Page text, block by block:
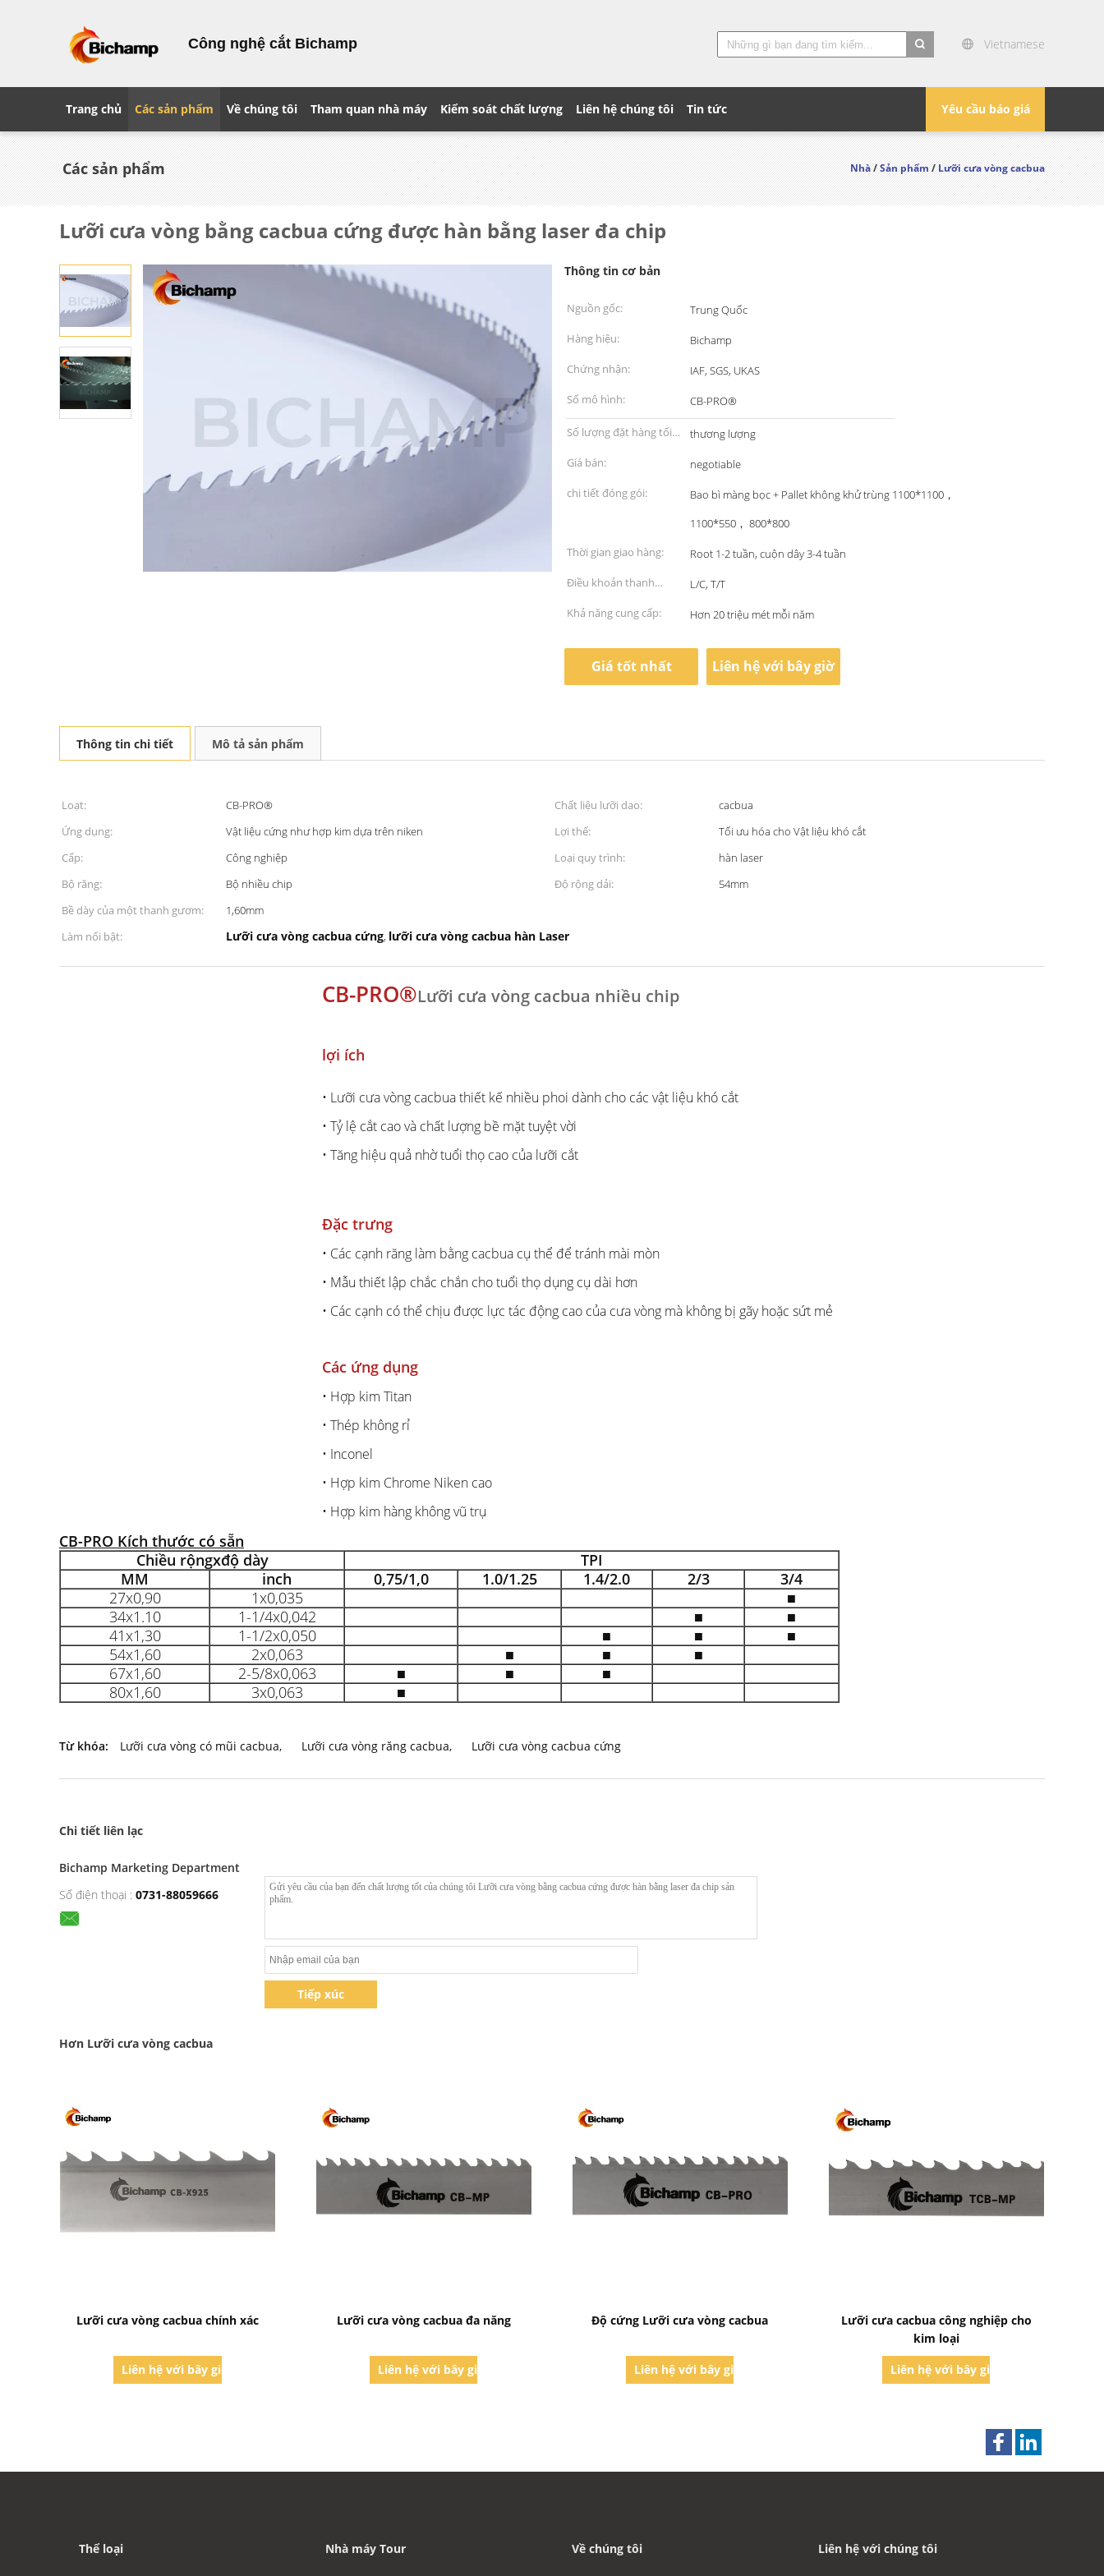
Công nghệ cắt Bichamp Vietnamese
Yêu cầu báo giá
Trang chủ Các sản phẩm Về chúng tôi Tham quan nhà máy Kiểm soát chất lượng Liên hệ chúng tôi Tin tức
Các sản phẩm Nhà/Sản phẩm/Lưỡi cưa vòng cacbua
Lưỡi cưa vòng bằng cacbua cứng được hàn bằng laser đa chip
Thông tin cơ bản
Nguồn gốc:
Trung Quốc
Hàng hiệu:
Bichamp
Chứng nhận:
IAF, SGS, UKAS
Số mô hình:
CB-PRO®
Số lượng đặt hàng tối
thiểu:
thương lượng
Giá bán:
negotiable
chi tiết đóng gói:
Bao bì màng bọc + Pallet không khử trùng 1100*1100，
1100*550， 800*800
Thời gian giao hàng:
Root 1-2 tuần, cuộn dây 3-4 tuần
Điều khoản thanh
toán:
L/C, T/T
Khả năng cung cấp:
Hơn 20 triệu mét mỗi năm
Giá tốt nhất Liên hệ với bây giờ
Thông tin chi tiết Mô tả sản phẩm
Loạt: CB-PRO® Chất liệu lưỡi dao:
cacbua
Ứng dụng:
Vật liệu cứng như hợp kim dựa trên niken Lợi thế:
Tối ưu hóa cho Vật liệu khó cắt
Cấp:
Công nghiệp Loại quy trình:
hàn laser
Bộ răng:
Bộ nhiều chip Độ rộng dải:
54mm
Bề dày của một thanh gươm:
1,60mm
Làm nổi bật:
Lưỡi cưa vòng cacbua cứng, lưỡi cưa vòng cacbua hàn Laser
CB-PRO®Lưỡi cưa vòng cacbua nhiều chip
lợi ích
• Lưỡi cưa vòng cacbua thiết kế nhiều phoi dành cho các vật liệu khó cắt
• Tỷ lệ cắt cao và chất lượng bề mặt tuyệt vời
• Tăng hiệu quả nhờ tuổi thọ cao của lưỡi cắt
Đặc trưng
• Các cạnh răng làm bằng cacbua cụ thể để tránh mài mòn
• Mẫu thiết lập chắc chắn cho tuổi thọ dụng cụ dài hơn
• Các cạnh có thể chịu được lực tác động cao của cưa vòng mà không bị gãy hoặc sứt mẻ
Các ứng dụng
• Hợp kim Titan
• Thép không rỉ
• Inconel
• Hợp kim Chrome Niken cao
• Hợp kim hàng không vũ trụ
CB-PRO Kích thước có sẵn
Chiều rộngxđộ dày
TPI
MM
inch 0,75/1,0 1.0/1.25 1.4/2.0 2/3
3/4
27x0,90
1x0,035
■
34x1.10
1-1/4x0,042 ■
■
41x1,30
1-1/2x0,050 ■ ■
■
54x1,60
2x0,063 ■ ■
■
67x1,60
2-5/8x0,063 ■ ■
■
80x1,60
3x0,063 ■
Từ khóa: Lưỡi cưa vòng có mũi cacbua, Lưỡi cưa vòng răng cacbua, Lưỡi cưa vòng cacbua cứng
Chi tiết liên lạc
Bichamp Marketing Department
Số điện thoại : 0731-88059666
Tiếp xúc
Hơn Lưỡi cưa vòng cacbua
Lưỡi cưa vòng cacbua chính xác
Liên hệ với bây giờ
Lưỡi cưa vòng cacbua đa năng
Liên hệ với bây giờ
Độ cứng Lưỡi cưa vòng cacbua
Liên hệ với bây giờ
Lưỡi cưa cacbua công nghiệp cho
kim loại
Liên hệ với bây giờ
Thể loại Nhà máy Tour Về chúng tôi Liên hệ với chúng tôi